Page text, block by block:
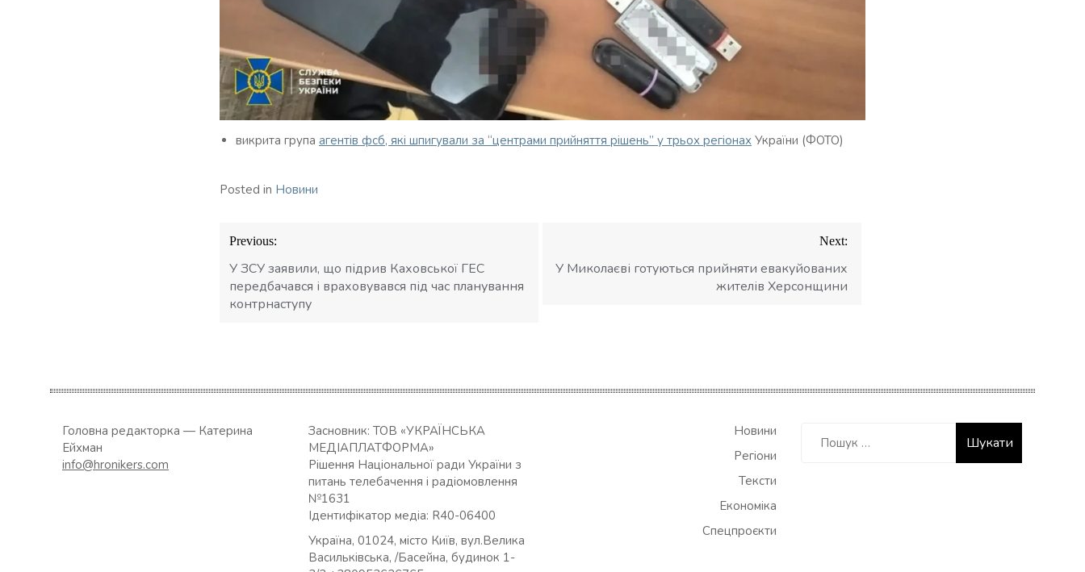
викрита група агентів фсб, які шпигували за “центрами прийняття рішень” у трьох регіонах України (ФОТО)
Posted in Новини
Навігація
записів
Previous:
У ЗСУ заявили, що підрив Каховської ГЕС
передбачався і враховувався під час планування
контрнаступу
Next:
У Миколаєві готуються прийняти евакуйованих
жителів Херсонщини
Головна редакторка — Катерина
Ейхман
info@hronikers.com
Засновник: ТОВ «УКРАЇНСЬКА
МЕДІАПЛАТФОРМА»
Рішення Національної ради України з
питань телебачення і радіомовлення
№1631
Ідентифікатор медіа: R40-06400
Україна, 01024, місто Київ, вул.Велика
Васильківська, /Басейна, будинок 1-
Новини
Регіони
Тексти
Економіка
Спецпроєкти